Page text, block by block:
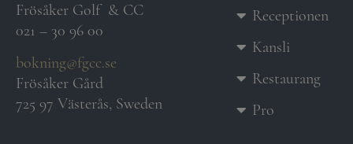
Frösåker Golf & CC
021 – 30 96 00
bokning@fgcc.se
Frösåker Gård
725 97 Västerås, Sweden
Receptionen
Kansli
Restaurang
Pro